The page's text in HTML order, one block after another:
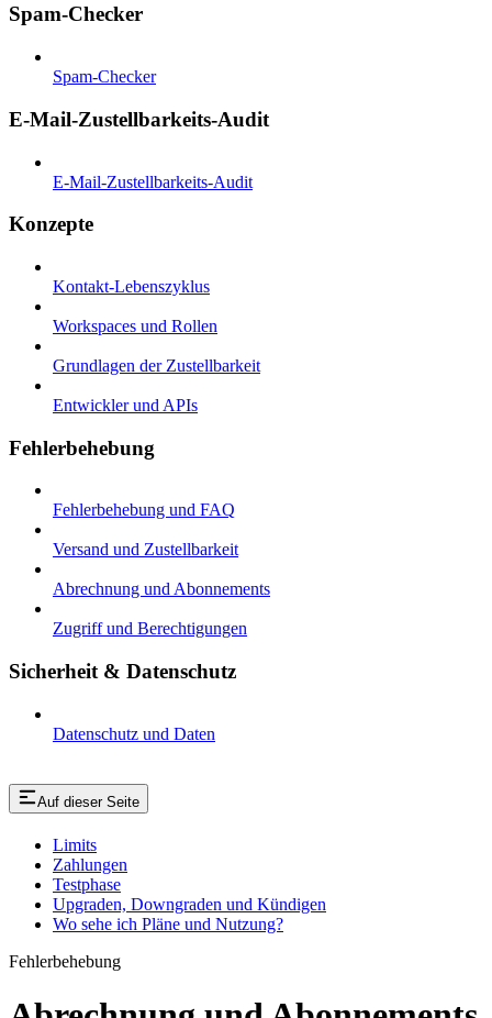
Spam-Checker
Spam-Checker
E-Mail-Zustellbarkeits-Audit
E-Mail-Zustellbarkeits-Audit
Konzepte
Kontakt-Lebenszyklus
Workspaces und Rollen
Grundlagen der Zustellbarkeit
Entwickler und APIs
Fehlerbehebung
Fehlerbehebung und FAQ
Versand und Zustellbarkeit
Abrechnung und Abonnements
Zugriff und Berechtigungen
Sicherheit & Datenschutz
Datenschutz und Daten
Auf dieser Seite
Limits
Zahlungen
Testphase
Upgraden, Downgraden und Kündigen
Wo sehe ich Pläne und Nutzung?
Fehlerbehebung